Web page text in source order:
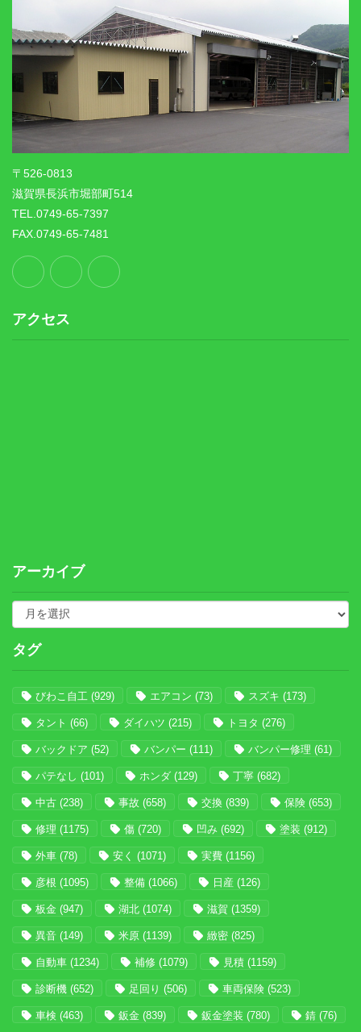
〒526-0813
滋賀県長浜市堀部町514
TEL.0749-65-7397
FAX.0749-65-7481
アクセス
アーカイブ
タグ
びわこ自工 (929) エアコン (73) スズキ (173)
タント (66) ダイハツ (215) トヨタ (276)
バックドア (52) バンパー (111) バンパー修理 (61)
パテなし (101) ホンダ (129) 丁寧 (682)
中古 (238) 事故 (658) 交換 (839) 保険 (653)
修理 (1175) 傷 (720) 凹み (692) 塗装 (912)
外車 (78) 安く (1071) 実費 (1156)
彦根 (1095) 整備 (1066) 日産 (126)
板金 (947) 湖北 (1074) 滋賀 (1359)
異音 (149) 米原 (1139) 緻密 (825)
自動車 (1234) 補修 (1079) 見積 (1159)
診断機 (652) 足回り (506) 車両保険 (523)
車検 (463) 鈑金 (839) 鈑金塗装 (780) 錆 (76)